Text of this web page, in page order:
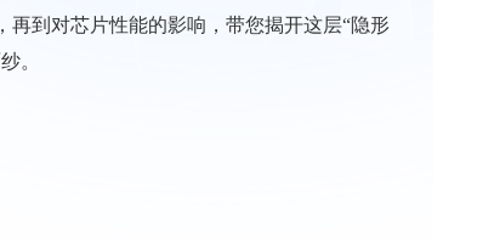
再到对芯片性能的影响，带您揭开这层“隐形
。